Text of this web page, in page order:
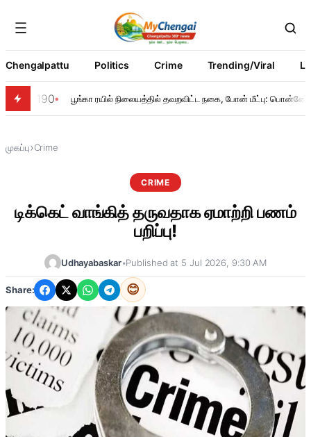
Chengalpattu Politics Crime Trending/Viral
190 பூங்கா ரயில் நிலையத்தில் தவறவிட்ட நகை, போன் மீட்பு: பொன்னேரி
முகப்பு›Crime
CRIME
டிக்கெட் வாங்கித் தருவதாக ஏமாற்றி பணம்
பறிப்பு!
Udhayabaskar•Published at 5 Jul 2026, 9:30 AM
Share: 😊